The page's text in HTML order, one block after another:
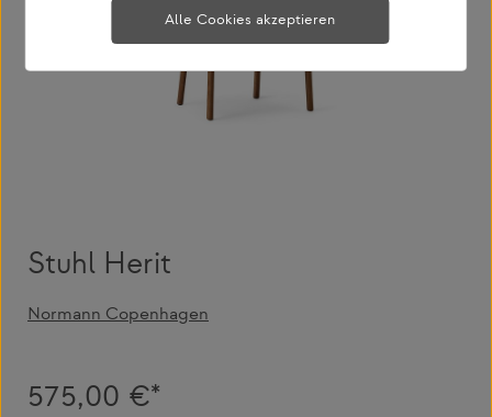
Stuhl Herit
Normann Copenhagen
575,00 €*
Alle Cookies akzeptieren